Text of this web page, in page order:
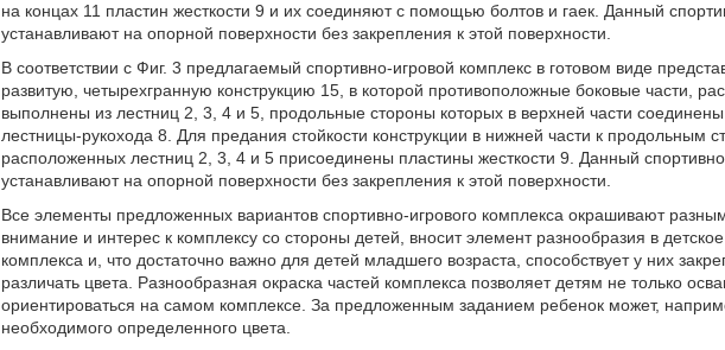
на концах 11 пластин жесткости 9 и их соединяют с помощью болтов и гаек. Данный
устанавливают на опорной поверхности без закрепления к этой поверхности.
В соответствии с Фиг. 3 предлагаемый спортивно-игровой комплекс в готовом виде
развитую, четырехгранную конструкцию 15, в которой противоположные боковые части,
выполнены из лестниц 2, 3, 4 и 5, продольные стороны которых в верхней части
лестницы-рукохода 8. Для предания стойкости конструкции в нижней части к продольным
расположенных лестниц 2, 3, 4 и 5 присоединены пластины жесткости 9. Данный
устанавливают на опорной поверхности без закрепления к этой поверхности.
Все элементы предложенных вариантов спортивно-игрового комплекса окрашивают
внимание и интерес к комплексу со стороны детей, вносит элемент разнообразия в
комплекса и, что достаточно важно для детей младшего возраста, способствует у них
различать цвета. Разнообразная окраска частей комплекса позволяет детям не только
ориентироваться на самом комплексе. За предложенным заданием ребенок может,
необходимого определенного цвета.